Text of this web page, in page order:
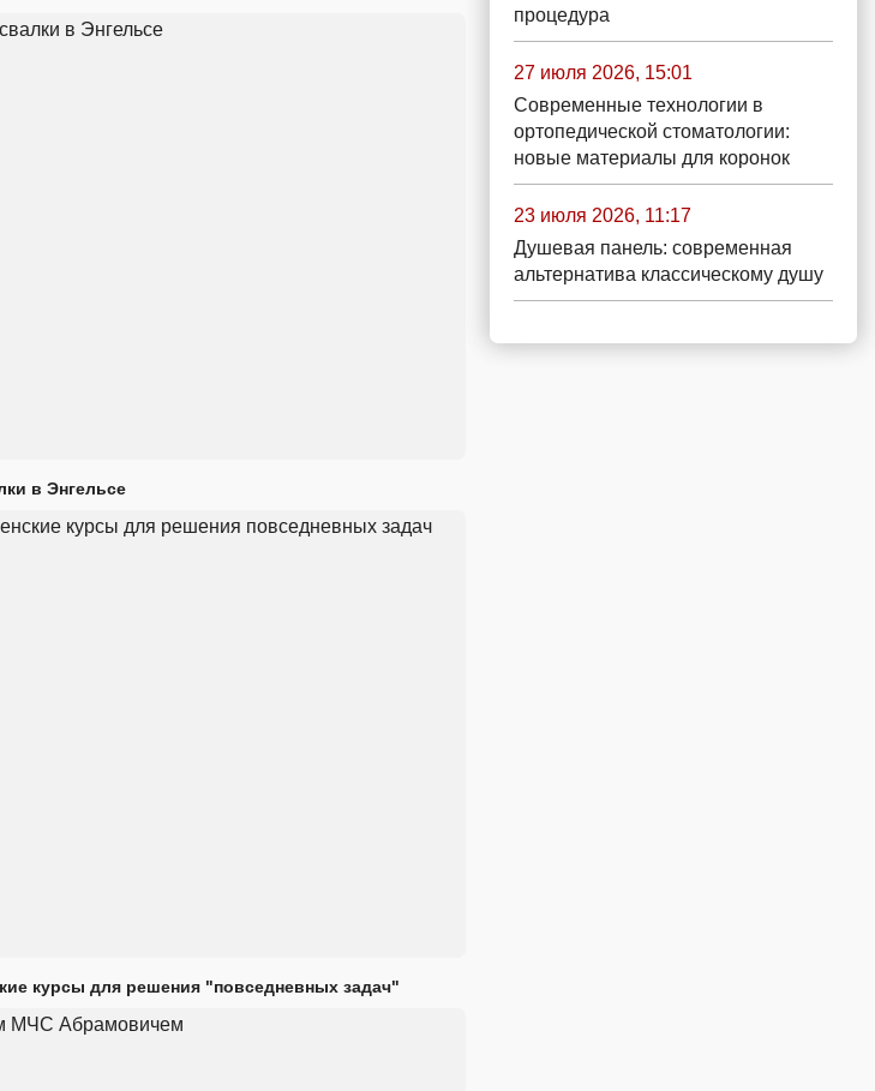
в Энгельсе
курсы для решения "повседневных задач"
процедура
27 июля 2026, 15:01
Современные технологии в
ортопедической стоматологии:
новые материалы для коронок
23 июля 2026, 11:17
Душевая панель: современная
альтернатива классическому душу